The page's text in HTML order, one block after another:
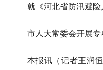
就《河北省防汛避
市人大常委会开展专
本报讯（记者王润